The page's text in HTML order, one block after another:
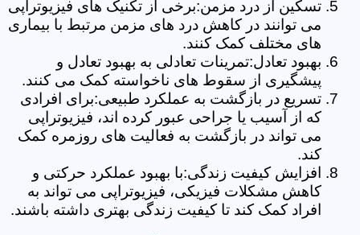
تسکین از درد مزمن:برخی از تکنیک های فیزیوتراپی
می توانند در کاهش درد های مزمن مرتبط با بیماری
های مختلف کمک کنند.
بهبود تعادل:تمرینات تعادلی به بهبود تعادل و
پیشگیری از سقوط های ناخواسته کمک می کنند.
تسریع در بازگشت به عملکرد طبیعی:برای افرادی
که از آسیب یا جراحی عبور کرده اند، فیزیوتراپی
می تواند در بازگشت به فعالیت های روزمره کمک
کند.
افزایش کیفیت زندگی:با بهبود عملکرد حرکتی و
کاهش مشکلات فیزیکی، فیزیوتراپی می تواند به
افراد کمک کند تا کیفیت زندگی بهتری داشته باشند.